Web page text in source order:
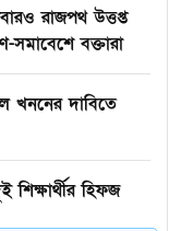
রাজপথ উত্তপ্ত
সমাবেশে বক্তারা
খননের দাবিতে
শিক্ষার্থীর হিফজ